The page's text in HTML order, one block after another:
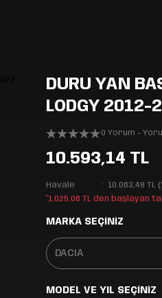
DURU YAN
LODGY 2012-
0 Yorum -
10.593,14 TL
Havale
10.063,48 TL
*1.025,06 TL den başlayan
MARKA SEÇİNİZ
MODEL VE YIL SEÇİNİZ